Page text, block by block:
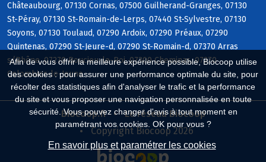
Afin de vous offrir la meilleure expérience possible, Biocoop utilise
des cookies : pour assurer une performance optimale du site, pour
récolter des statistiques afin d'analyser le trafic et la performance
du site et vous proposer une navigation personnalisée en toute
sécurité. Vous pouvez changer d'avis à tout moment en
paramétrant vos cookies. OK pour vous ?
En savoir plus et paramétrer les cookies
Châteaubourg, 07130 Cornas, 07500 Guilherand-Granges, 07130
St-Péray, 07130 St-Romain-de-Lerps, 07440 St-Sylvestre, 07130
Soyons, 07130 Toulaud, 07290 Ardoix, 07290 Préaux, 07290
Quintenas, 07290 St-Jeure-d, 07290 St-Romain-d, 07370 Arras
s/Rhône, 07270 Boucieu-le-Roi, 07300 Cheminas, 07270
Colombier-le-Jeune
Biocoop.fr
Le réseau Biocoop
Copyright Biocoop 2026